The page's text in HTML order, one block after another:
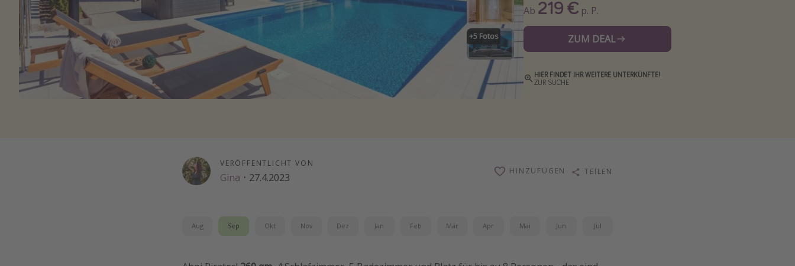
+5 Fotos
Ab 219 € p. P.
ZUM DEAL
HIER FINDET IHR WEITERE UNTERKÜNFTE!
ZUR SUCHE
VERÖFFENTLICHT VON
Gina · 27.4.2023
HINZUFÜGEN TEILEN
Aug Sep Okt Nov Dez Jan Feb Mär Apr Mai Jun Jul